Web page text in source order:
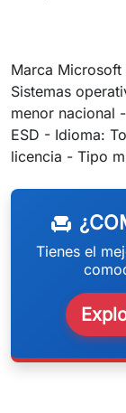
Marca
Sistemas
menor nacional
ESD - Idioma:
licencia - Tipo
chair
Tienes el